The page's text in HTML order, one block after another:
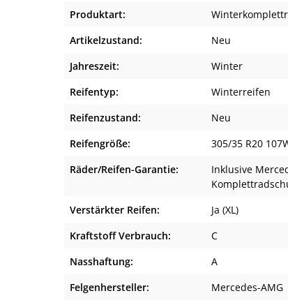
Produktart:
Artikelzustand:
Neu
Jahreszeit:
Winter
Reifentyp:
Winterreifen
Reifenzustand:
Neu
Reifengröße:
305/35 R20
Räder/Reifen-Garantie:
Inklusive
Verstärkter Reifen:
Ja (XL)
Kraftstoff Verbrauch:
C
Nasshaftung:
A
Felgenhersteller:
Mercedes-AMG